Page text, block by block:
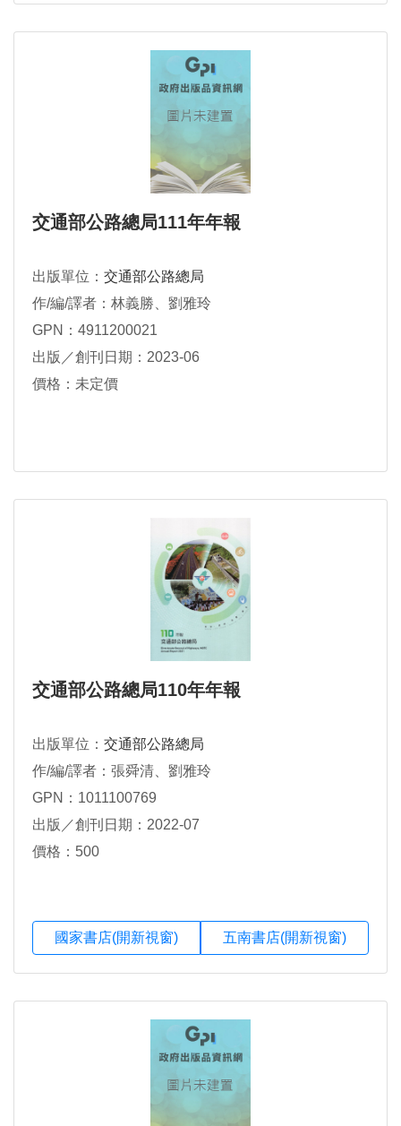
交通部公路總局111年年報
出版單位： 交通部公路總局
作/編/譯者：林義勝、劉雅玲
GPN：4911200021
出版／創刊日期：2023-06
價格：未定價
交通部公路總局110年年報
出版單位： 交通部公路總局
作/編/譯者：張舜清、劉雅玲
GPN：1011100769
出版／創刊日期：2022-07
價格：500
國家書店(開新視窗) 五南書店(開新視窗)